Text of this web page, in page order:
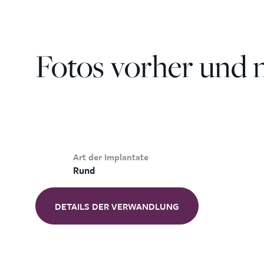
Fotos vorher und
Art der Implantate
Rund
DETAILS DER VERWANDLUNG